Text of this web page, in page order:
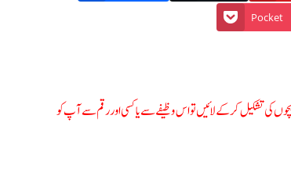
Pocket
کی تشکیل کرکے لائیں تو اس وظیفے سے یا کسی اور رقم سے آپ کو